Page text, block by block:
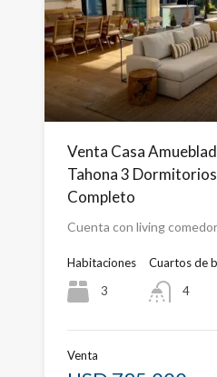
Venta Casa
Tahona 3
Completo
Cuenta con living
Habitaciones
3
Cuartos de
4
Venta